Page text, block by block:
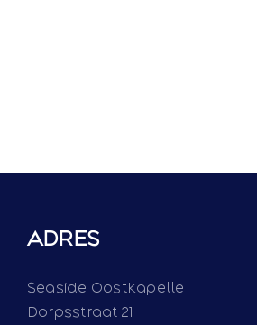
ADRES
Seaside Oostkapelle
Dorpsstraat 21